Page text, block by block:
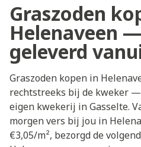
Graszoden
Helenaveen
geleverd
Graszoden kopen in
rechtstreeks bij de kweker
eigen kwekerij in Gasselte.
morgen vers bij jou in
€3,05/m², bezorgd de